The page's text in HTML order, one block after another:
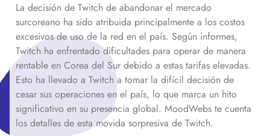
La decisión de Twitch de abandonar el mercado
surcoreano ha sido atribuida principalmente a los costos
excesivos de uso de la red en el país. Según informes,
Twitch ha enfrentado dificultades para operar de manera
rentable en Corea del Sur debido a estas tarifas elevadas.
Esto ha llevado a Twitch a tomar la difícil decisión de
cesar sus operaciones en el país, lo que marca un hito
significativo en su presencia global. MoodWebs te cuenta
los detalles de esta movida sorpresiva de Twitch.